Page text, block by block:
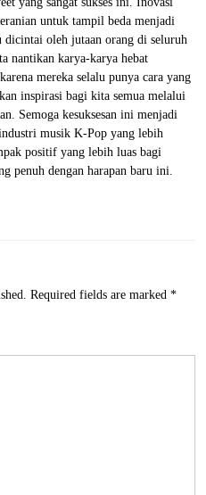
untuk tampil beda menjadi
dicintai oleh jutaan orang di seluruh
nantikan karya-karya hebat
mereka selalu punya cara yang
inspirasi bagi kita semua melalui
Semoga kesuksesan ini menjadi
musik K-Pop yang lebih
positif yang lebih luas bagi
penuh dengan harapan baru ini.
Required fields are marked *